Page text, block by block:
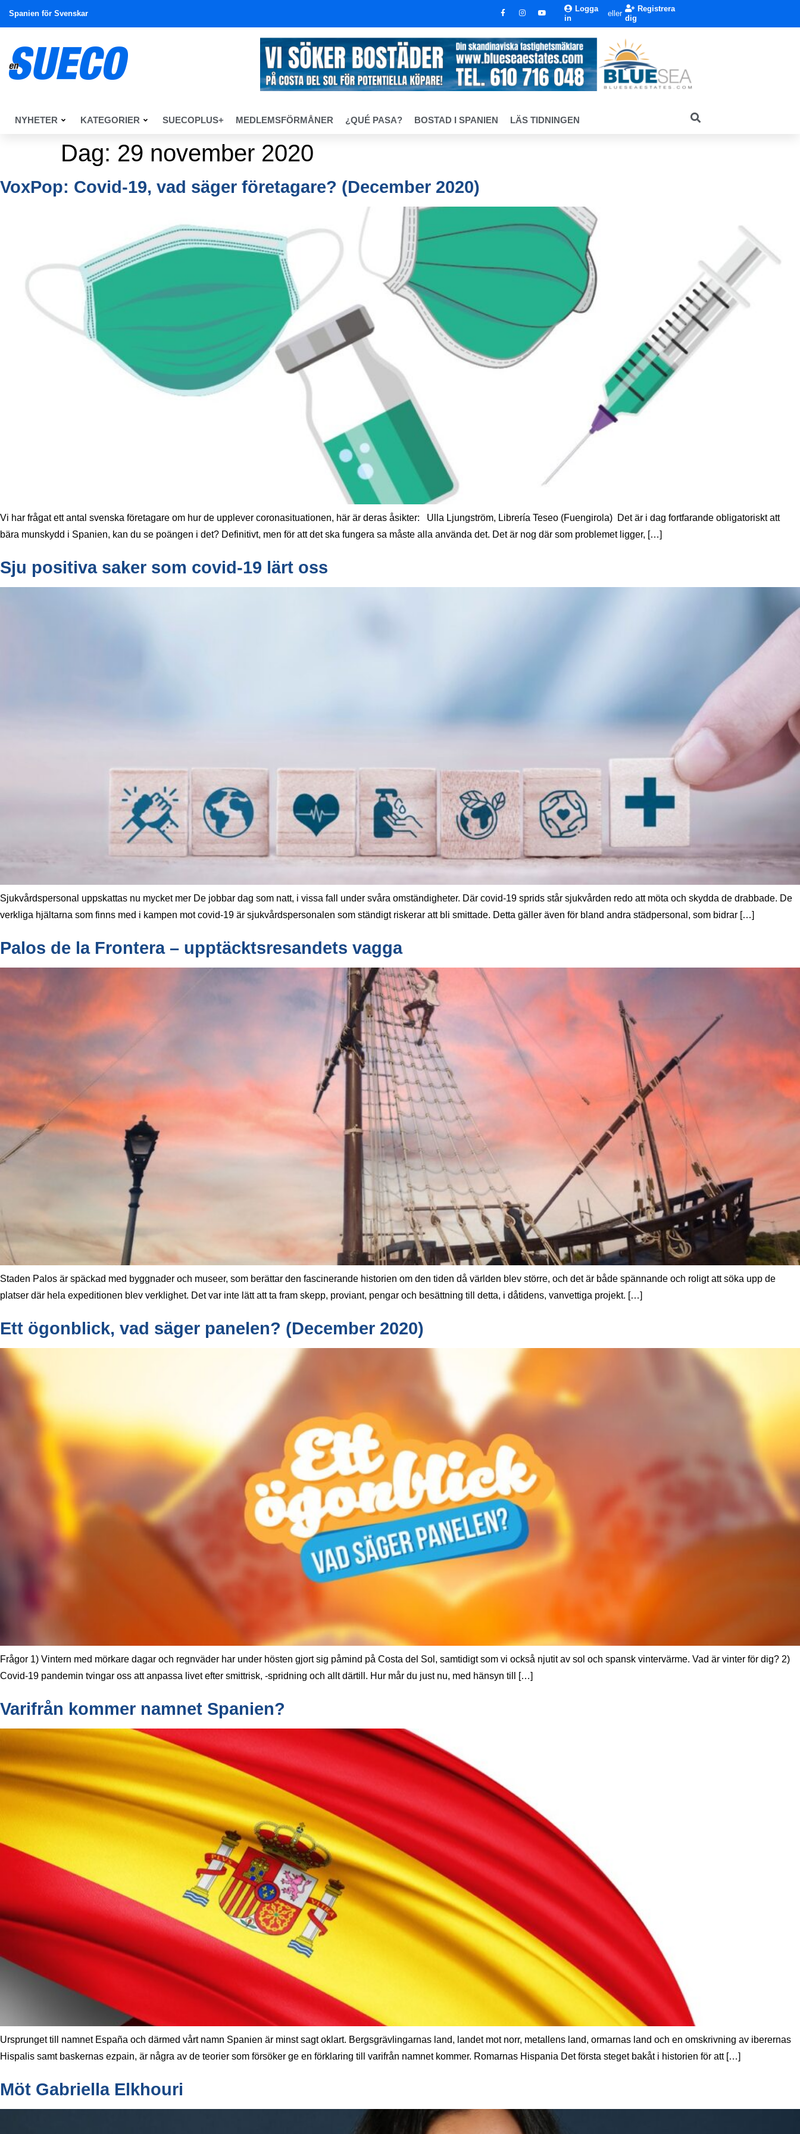
Spanien för Svenskar
Logga
in
eller
Registrera
dig
NYHETER KATEGORIER SUECOPLUS+ MEDLEMSFÖRMÅNER ¿QUÉ PASA? BOSTAD I SPANIEN LÄS TIDNINGEN
Dag: 29 november 2020
VoxPop: Covid-19, vad säger företagare? (December 2020)
Vi har frågat ett antal svenska företagare om hur de upplever coronasituationen, här är deras åsikter: Ulla Ljungström, Librería Teseo (Fuengirola) Det är i dag fortfarande obligatoriskt att
bära munskydd i Spanien, kan du se poängen i det? Definitivt, men för att det ska fungera sa måste alla använda det. Det är nog där som problemet ligger, […]
Sju positiva saker som covid-19 lärt oss
Sjukvårdspersonal uppskattas nu mycket mer De jobbar dag som natt, i vissa fall under svåra omständigheter. Där covid-19 sprids står sjukvården redo att möta och skydda de drabbade. De
verkliga hjältarna som finns med i kampen mot covid-19 är sjukvårdspersonalen som ständigt riskerar att bli smittade. Detta gäller även för bland andra städpersonal, som bidrar […]
Palos de la Frontera – upptäcktsresandets vagga
Staden Palos är späckad med byggnader och museer, som berättar den fascinerande historien om den tiden då världen blev större, och det är både spännande och roligt att söka upp de
platser där hela expeditionen blev verklighet. Det var inte lätt att ta fram skepp, proviant, pengar och besättning till detta, i dåtidens, vanvettiga projekt. […]
Ett ögonblick, vad säger panelen? (December 2020)
Frågor 1) Vintern med mörkare dagar och regnväder har under hösten gjort sig påmind på Costa del Sol, samtidigt som vi också njutit av sol och spansk vintervärme. Vad är vinter för dig? 2)
Covid-19 pandemin tvingar oss att anpassa livet efter smittrisk, -spridning och allt därtill. Hur mår du just nu, med hänsyn till […]
Varifrån kommer namnet Spanien?
Ursprunget till namnet España och därmed vårt namn Spanien är minst sagt oklart. Bergsgrävlingarnas land, landet mot norr, metallens land, ormarnas land och en omskrivning av iberernas
Hispalis samt baskernas ezpain, är några av de teorier som försöker ge en förklaring till varifrån namnet kommer. Romarnas Hispania Det första steget bakåt i historien för att […]
Möt Gabriella Elkhouri